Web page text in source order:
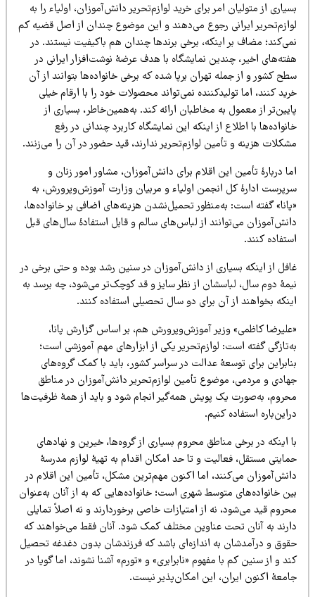
از متولیان امر برای خرید لوازم‌تحریر دانش‌آموزان، اولیاء را به
ایرانی رجوع می‌دهند و این موضوع چندان از اصل قضیه کم
مضاف بر اینکه، برخی برندها چندان هم باکیفیت نیستند. در
اخیر، چندین نمایشگاه با هدف عرضۀ نوشت‌افزار ایرانی در
کشور و از جمله تهران برپا شده که برخی خانواده‌ها بتوانند از آن
کنند، اما تولید‌کننده نمی‌تواند محصولات خود را با ارقام خیلی
از معمول به مخاطبان ارائه کند. به‌همین‌خاطر، بسیاری از
با اطلاع از اینکه این نمایشگاه کاربرد چندانی در رفع
هزینه و تأمین لوازم‌تحریر ندارند، قید حضور در آن را می‌زنند.
دربارۀ تأمین این اقلام برای دانش‌آموزان، مشاور امور زنان و
ادارۀ کل انجمن اولیاء و مربیان وزارت آموزش‌وپرورش، به
گفته است: به‌منظور تحمیل‌نشدن هزینه‌های اضافی بر خانواده‌ها،
می‌توانند از لباس‌های سالم و قابل استفادۀ سال‌های قبل
کنند.
از اینکه بسیاری از دانش‌آموزان در سنین رشد بوده و حتی برخی در
دوم سال، لباسشان از نظر سایز و قد کوچک‌تر می‌شود، چه برسد به
بخواهند از آن برای دو سال تحصیلی استفاده کنند.
کاظمی» وزیر آموزش‌وپرورش هم، بر اساس گزارش پانا،
گفته است: لوازم‌‌تحریر یکی از ابزارهای مهم آموزشی است؛
برای توسعۀ عدالت در سراسر کشور، باید با کمک گروه‌های
و مردمی، موضوع تأمین لوازم‌‌تحریر دانش‌آموزان در مناطق
به‌صورت یک پویش همه‌گیر انجام شود و باید از همۀ ظرفیت‌ها
استفاده کنیم.
اینکه در برخی مناطق محروم بسیاری از گروه‌ها، خیرین و نهادهای
مستقل، فعالیت و تا حد امکان اقدام به تهیۀ لوازم مدرسۀ
می‌کنند، اما اکنون مهم‌ترین مشکل، تأمین این اقلام در
خانواده‌های متوسط شهری است؛ خانواده‌هایی که به از آنان به‌عنوان
قید می‌شود، نه از امتیازات خاصی برخوردارند و نه اصلاً تمایلی
به آنان تحت عناوین مختلف کمک شود. آنان فقط می‌خواهند که
و درآمدشان به اندازه‌ای باشد که فرزندشان بدون دغدغه تحصیل
و از سنین کم با مفهوم «نابرابری» و «تورم» آشنا نشوند، اما گویا در
اکنون ایران، این امکان‌پذیر نیست.